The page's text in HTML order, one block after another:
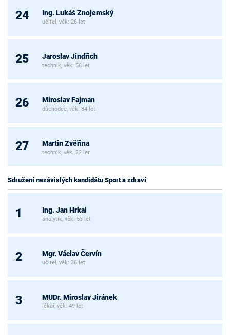
24 Ing. Lukáš Znojemský
učitel, věk: 26 let
25 Jaroslav Jindřich
technik, věk: 56 let
26 Miroslav Fajman
důchodce, věk: 84 let
27 Martin Zvěřina
technik, věk: 22 let
Sdružení nezávislých kandidátů Sport a zdraví
1 Ing. Jan Hrkal
analytik, věk: 53 let
2 Mgr. Václav Červín
učitel, věk: 36 let
3 MUDr. Miroslav Jiránek
lékař, věk: 49 let